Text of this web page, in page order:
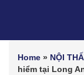
Home » NỘI
hiểm tại Long